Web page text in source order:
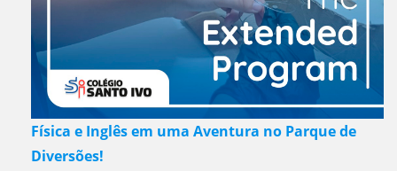
Física e Inglês em uma Aventura no Parque de
Diversões!